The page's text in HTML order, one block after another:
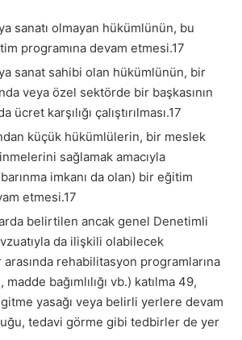
sanatı olmayan hükümlünün, bu
programına devam etmesi.17
sanat sahibi olan hükümlünün, bir
veya özel sektörde bir başkasının
ücret karşılığı çalıştırılması.17
küçük hükümlülerin, bir meslek
sağlamak amacıyla
imkanı da olan) bir eğitim
etmesi.17
belirtilen ancak genel Denetimli
da ilişkili olabilecek
rehabilitasyon programlarına
bağımlılığı vb.) katılma 49,
yasağı veya belirli yerlere devam
tedavi görme gibi tedbirler de yer